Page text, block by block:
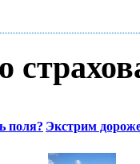
поля? Экстрим